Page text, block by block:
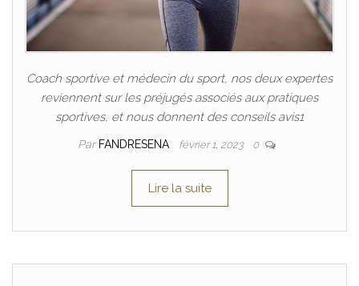
Coach sportive et médecin du sport, nos deux expertes
reviennent sur les préjugés associés aux pratiques
sportives, et nous donnent des conseils avis1
Par FANDRESENA février 1, 2023 0
Lire la suite